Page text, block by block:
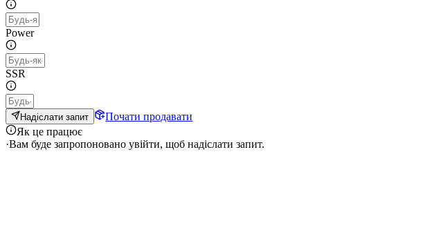
Power
SSR
Надіслати запит
Почати продавати
Як це працює
·Вам буде запропоновано увійти, щоб надіслати запит.